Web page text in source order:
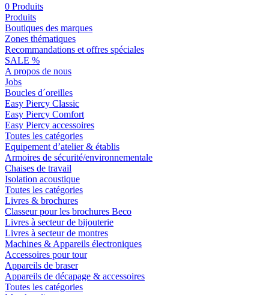
0 Produits
Produits
Boutiques des marques
Zones thématiques
Recommandations et offres spéciales
SALE %
A propos de nous
Jobs
Boucles d´oreilles
Easy Piercy Classic
Easy Piercy Comfort
Easy Piercy accessoires
Toutes les catégories
Equipement d’atelier & établis
Armoires de sécurité/environnementale
Chaises de travail
Isolation acoustique
Toutes les catégories
Livres & brochures
Classeur pour les brochures Beco
Livres à secteur de bijouterie
Livres à secteur de montres
Machines & Appareils électroniques
Accessoires pour tour
Appareils de braser
Appareils de décapage & accessoires
Toutes les catégories